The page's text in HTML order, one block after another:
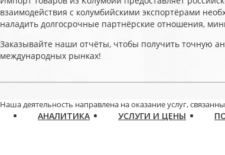
взаимодействия с колумбийскими экспортёрами
наладить долгосрочные партнёрские отношения,
Заказывайте наши отчёты, чтобы получить точную
международных рынках!
Наша деятельность направлена на оказание услуг,
АНАЛИТИКА УСЛУГИ И ЦЕНЫ